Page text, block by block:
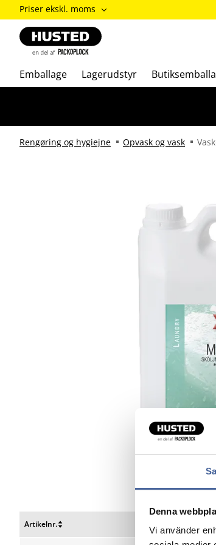
Denna
Vi använder
ændre
Priser
inkl.
moms
Priser
ekskl.
Priser ekskl. moms
Emballage Lagerudstyr
Rengøring og hygiejne Opvask og vask
Artikelnr.
Nulstil